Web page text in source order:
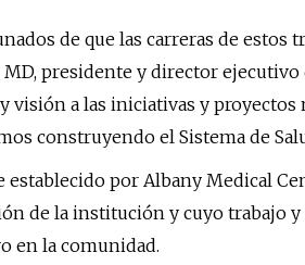
de que las carreras de estos
MD, presidente y director
visión a las iniciativas y
construyendo el Sistema de
establecido por Albany Medical
de la institución y cuyo trabajo
en la comunidad.